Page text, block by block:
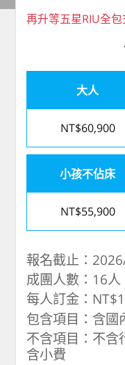
再升等五星RIU全
大人
NT$60,900
小孩不佔床
NT$55,900
報名截止：
成團人數：16人
每人訂金：
包含項目：含國
不含項目：不含
含小費